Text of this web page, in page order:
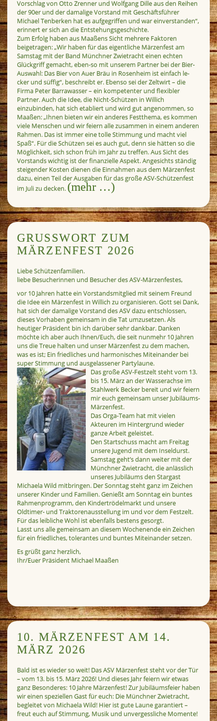
Vorschlag von Otto Zrenner und Wolfgang Dille aus den Reihen
der 90er und der damalige Vorstand mit Geschäftsführer
Michael Tenberken hat es aufgegriffen und war einverstanden“,
erinnert er sich an die Entstehungsgeschichte.
Zum Erfolg haben aus Maaßens Sicht mehrere Faktoren
beigetragen: „Wir haben für das eigentliche Märzenfest am
Samstag mit der Band Münchner Zwietracht einen echten
Glückgriff gemacht, eben-so mit unserem Partner bei der Bier-
Auswahl: Das Bier von Auer Bräu in Rosenheim ist einfach le-
cker und süffig“, beschreibt er. Ebenso sei der Zeltwirt – die
Firma Peter Barrawasser – ein kompetenter und flexibler
Partner. Auch die Idee, die Nicht-Schützen in Willich
einzubinden, hat sich etabliert und wird gut angenommen, so
Maaßen: „Ihnen bieten wir ein anderes Festthema, es kommen
viele Menschen und wir feiern alle zusammen in einem anderen
Rahmen. Das ist immer eine tolle Stimmung und macht viel
Spaß“. Für die Schützen sei es auch gut, denn sie hätten so die
Möglichkeit, sich schon früh im Jahr zu treffen. Aus Sicht des
Vorstands wichtig ist der finanzielle Aspekt. Angesichts ständig
steigender Kosten dienen die Einnahmen aus dem Märzenfest
dazu, einen Teil der Ausgaben für das große ASV-Schützenfest
im Juli zu decken. (mehr …)
GRUSSWORT ZUM M
ÄRZENFEST 2026
Liebe Schützenfamilien.
liebe Besucherinnen und Besucher des ASV-Märzenfestes,
vor 10 Jahren hatte ein Vorstandsmitglied mit seinem Freund
die Idee ein Märzenfest in Willich zu organisieren. Gott sei Dank,
hat sich der damalige Vorstand des ASV dazu entschlossen,
dieses Vorhaben gemeinsam in die Tat umzusetzen. Als
heutiger Präsident bin ich darüber sehr dankbar. Danken
möchte ich aber auch Ihnen/Euch, die seit nunmehr 10 Jahren
uns die Treue halten und unser Märzenfest zu dem machen,
was es ist; Ein friedliches und harmonisches Miteinander bei
super Stimmung und ausgelassener Partylaune.
Das große ASV-Festzelt steht vom 13.
bis 15. März an der Wasserachse im
Stahlwerk Becker bereit und wir feiern
mir euch gemeinsam unser Jubiläums-
Märzenfest.
Das Orga-Team hat mit vielen
Akteuren im Hintergrund wieder
ganze Arbeit geleistet.
Den Startschuss macht am Freitag
unsere Jugend mit dem Inseldurst.
Samstag geht’s dann weiter mit der
Münchner Zwietracht, die anlässlich
unseres Jubiläums den Stargast
Michaela Wild mitbringen. Der Sonntag steht ganz im Zeichen
unserer Kinder und Familien. Genießt am Sonntag ein buntes
Rahmenprogramm, den Kindertrödelmarkt und unsere
Oldtimer- und Traktorenausstellung im und vor dem Festzelt.
Für das leibliche Wohl ist ebenfalls bestens gesorgt.
Lasst uns alle gemeinsam an diesem Wochenende ein Zeichen
für ein friedliches, tolerantes und buntes Miteinander setzen.
Es grüßt ganz herzlich,
Ihr/Euer Präsident Michael Maaßen
10. MÄRZENFEST AM 14.
MÄRZ 2026
Bald ist es wieder so weit! Das ASV Märzenfest steht vor der Tür
– vom 13. bis 15. März 2026! Und dieses Jahr feiern wir etwas
ganz Besonderes: 10 Jahre Märzenfest! Zur Jubiläumsfeier haben
wir einen speziellen Gast für euch: Die Münchner Zwietracht,
begleitet von Michaela Wild! Hier ist gute Laune garantiert –
freut euch auf Stimmung, Musik und unvergessliche Momente!